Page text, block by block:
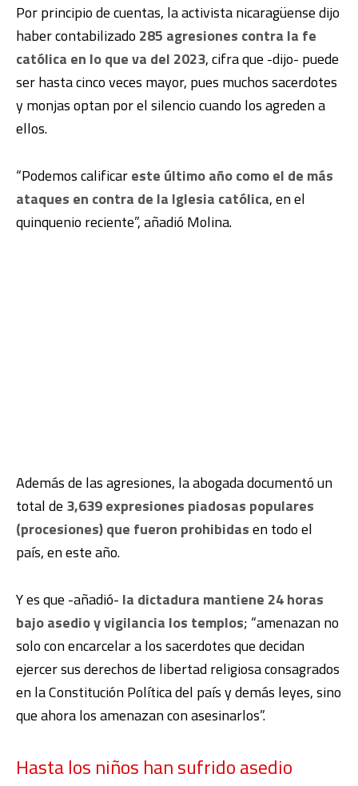
Por principio de cuentas, la activista nicaragüense dijo
haber contabilizado 285 agresiones contra la fe
católica en lo que va del 2023, cifra que -dijo- puede
ser hasta cinco veces mayor, pues muchos sacerdotes
y monjas optan por el silencio cuando los agreden a
ellos.
“Podemos calificareste último año como el de más
ataques en contra de la Iglesia católica, en el
quinquenio reciente”, añadió Molina.
Además de las agresiones, la abogada documentó un
total de 3,639 expresiones piadosas populares
(procesiones) que fueron prohibidasen todo el
país, en este año.
Y es que -añadió- la dictadura mantiene 24 horas
bajo asedio y vigilancia los templos; “amenazan no
solo con encarcelar a los sacerdotes que decidan
ejercer sus derechos de libertad religiosa consagrados
en la Constitución Política del país y demás leyes, sino
que ahora los amenazan con asesinarlos”.
Hasta los niños han sufrido asedio